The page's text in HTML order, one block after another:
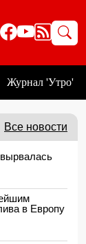
Журнал 'Утро'
Все новости
в Европу